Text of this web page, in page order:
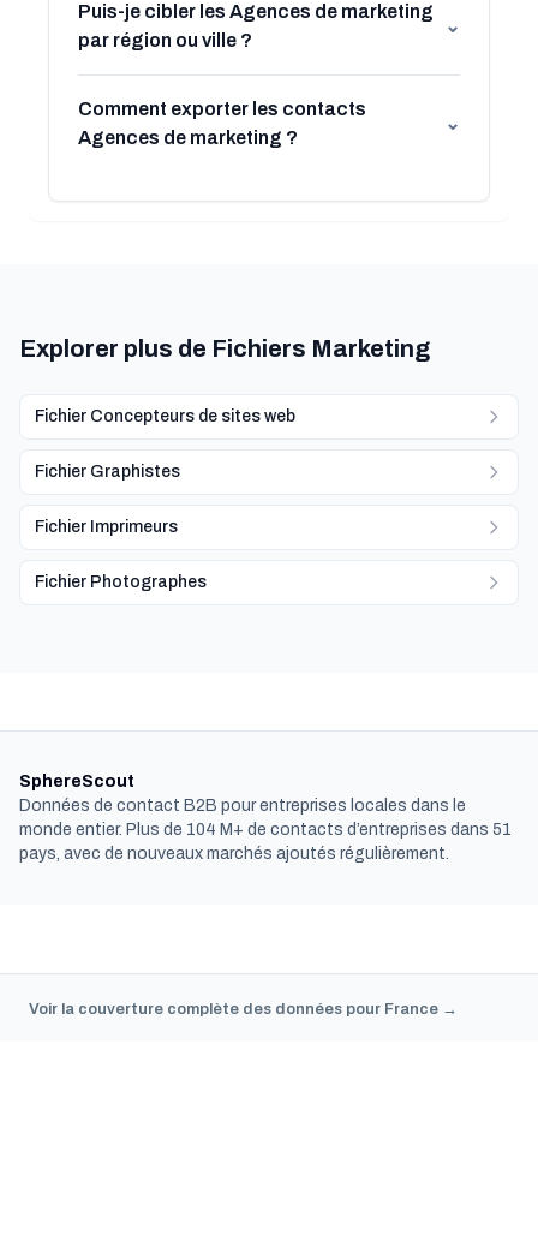
Puis-je cibler les Agences de marketing
par région ou ville ?
⌄
Comment exporter les contacts
Agences de marketing ?
⌄
Explorer plus de Fichiers Marketing
Fichier Concepteurs de sites web
Fichier Graphistes
Fichier Imprimeurs
Fichier Photographes
SphereScout
Données de contact B2B pour entreprises locales dans le
monde entier. Plus de 104 M+ de contacts d’entreprises dans 51
pays, avec de nouveaux marchés ajoutés régulièrement.
Voir la couverture complète des données pour France →